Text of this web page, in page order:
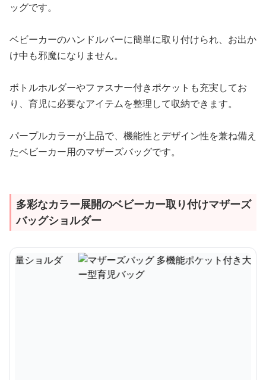
ッグです。
ベビーカーのハンドルバーに簡単に取り付けられ、お出か
け中も邪魔になりません。
ボトルホルダーやファスナー付きポケットも充実してお
り、育児に必要なアイテムを整理して収納できます。
パープルカラーが上品で、機能性とデザイン性を兼ね備え
たベビーカー用のマザーズバッグです。
多彩なカラー展開のベビーカー取り付けマザーズ
バッグショルダー